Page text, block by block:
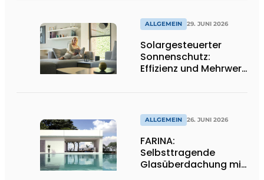
ALLGEMEIN 29. JUNI 2026
Solargesteuerter
Sonnenschutz:
Effizienz und Mehrwert
ALLGEMEIN 26. JUNI 2026
FARINA:
Selbsttragende
Glasüberdachung mit